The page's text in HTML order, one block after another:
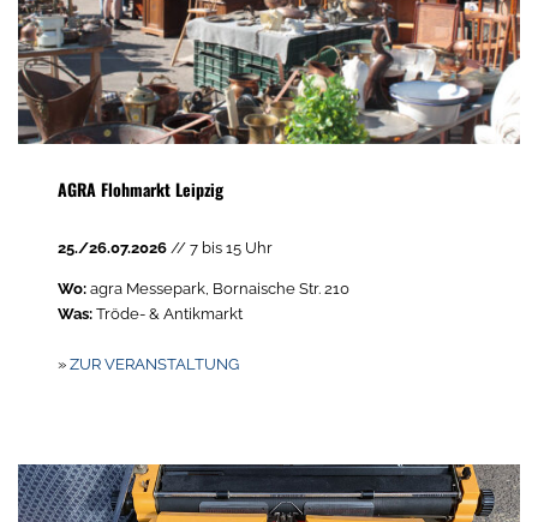
AGRA Flohmarkt Leipzig
25./26.07.2026 // 7 bis 15 Uhr
Wo: agra Messepark, Bornaische Str. 210
Was:Tröde- & Antikmarkt
»ZUR VERANSTALTUNG